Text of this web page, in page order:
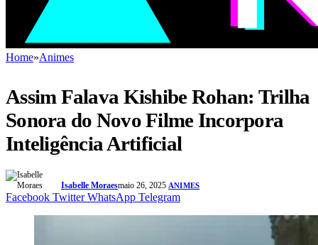
Home»Animes
Assim Falava Kishibe Rohan: Trilha
Sonora do Novo Filme Incorpora
Inteligência Artificial
Isabelle Moraesmaio 26, 2025 ANIMES
Facebook Twitter WhatsApp Telegram